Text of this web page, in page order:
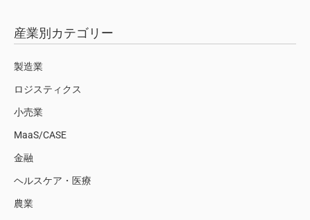
産業別カテゴリー
製造業
ロジスティクス
小売業
MaaS/CASE
金融
ヘルスケア・医療
農業